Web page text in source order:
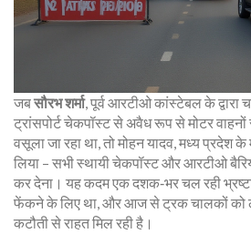
जबसौरभ शर्मा,पूर्व आरटीओ कांस्टेबलके
ट्रांसपोर्ट चेकपॉस्ट से अवैध रूप से मोटर
वसूला जा रहा था, तोमोहन यादव,मध्य प्रदेश के
लिया – सभी स्थायी चेकपॉस्ट और आरटीओ
कर देना। यह कदम एक दशक‑भर चल रही
फेंकने के लिए था, और आज से ट्रक चालकों को
कटौती से राहत मिल रही है।